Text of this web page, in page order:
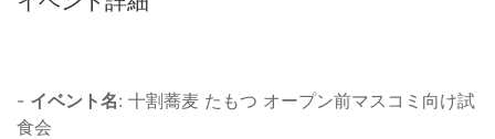
- イベント名: 十割蕎麦 たもつ オープン前マスコミ向け試
食会